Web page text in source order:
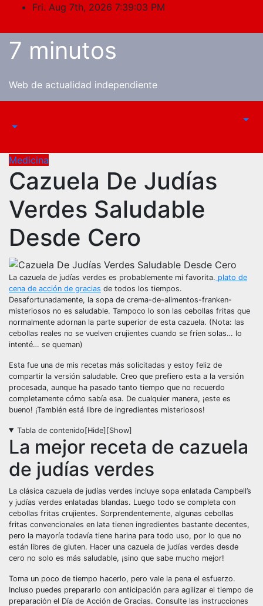
content
Fri. Aug 7th, 2026 7:39:03 PM
7 minutos
Web de actualidad independiente
Medicina
Cazuela De Judías
Verdes Saludable
Desde Cero
La cazuela de judías verdes es probablemente mi favorita. plato de
cena de acción de gracias de todos los tiempos.
Desafortunadamente, la sopa de crema-de-alimentos-franken-
misteriosos no es saludable. Tampoco lo son las cebollas fritas que
normalmente adornan la parte superior de esta cazuela. (Nota: las
cebollas reales no se vuelven crujientes cuando se fríen solas… lo
intenté… se queman)
Esta fue una de mis recetas más solicitadas y estoy feliz de
compartir la versión saludable. Creo que prefiero esta a la versión
procesada, aunque ha pasado tanto tiempo que no recuerdo
completamente cómo sabía esa. De cualquier manera, ¡este es
bueno! ¡También está libre de ingredientes misteriosos!
Tabla de contenido[Hide][Show]
La mejor receta de cazuela
de judías verdes
La clásica cazuela de judías verdes incluye sopa enlatada Campbell’s
y judías verdes enlatadas blandas. Luego todo se completa con
cebollas fritas crujientes. Sorprendentemente, algunas cebollas
fritas convencionales en lata tienen ingredientes bastante decentes,
pero la mayoría todavía tiene harina para todo uso, por lo que no
están libres de gluten. Hacer una cazuela de judías verdes desde
cero no solo es más saludable, ¡sino que sabe mucho mejor!
Toma un poco de tiempo hacerlo, pero vale la pena el esfuerzo.
Incluso puedes prepararlo con anticipación para agilizar el tiempo de
preparación el Día de Acción de Gracias. Consulte las instrucciones